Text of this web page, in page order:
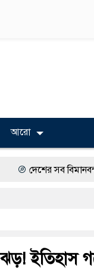
আরো
সব বিমানবন্দরে
ছবি যেন আর
পাটোয়ারীসহ ১০
নাকি গোল্ড?’
ঝড়! ইতিহাস